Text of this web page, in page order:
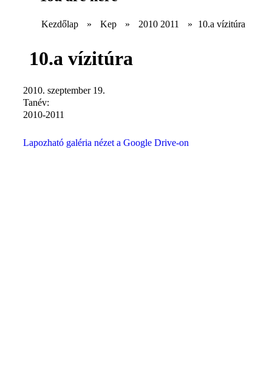
Kezdőlap » Kep » 2010 2011 » 10.a vízitúra
10.a vízitúra
2010. szeptember 19.
Tanév:
2010-2011
Lapozható galéria nézet a Google Drive-on